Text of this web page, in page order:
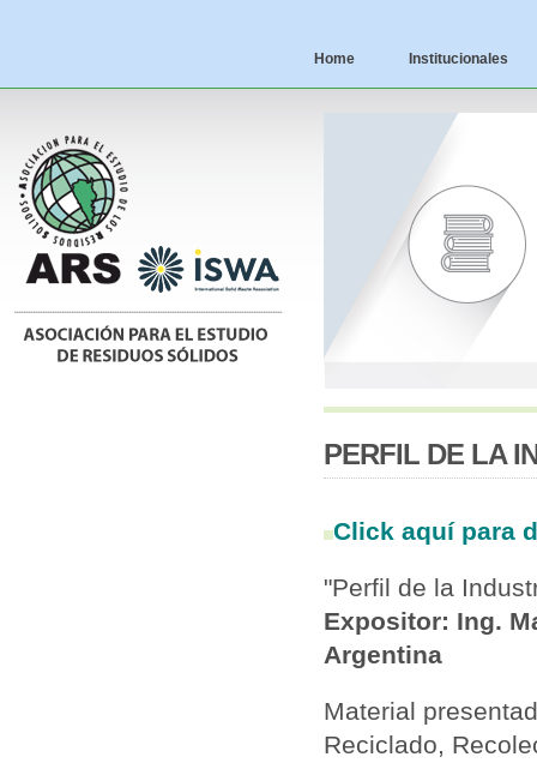
Home Institucionales
PERFIL DE LA
Click aquí para
"Perfil de la
Expositor: Ing.
Argentina
Material
Reciclado,